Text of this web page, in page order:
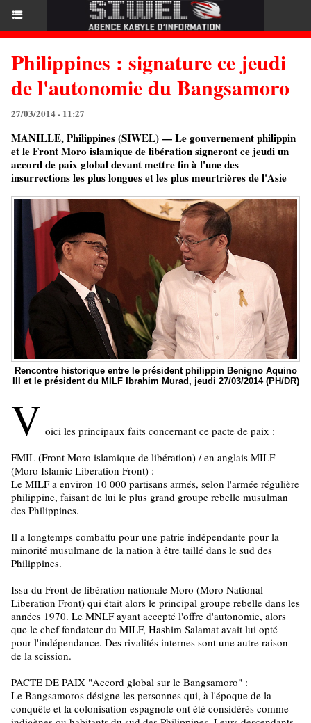
Philippines : signature ce jeudi
de l'autonomie du Bangsamoro
27/03/2014 - 11:27
MANILLE, Philippines (SIWEL) — Le gouvernement philippin
et le Front Moro islamique de libération signeront ce jeudi un
accord de paix global devant mettre fin à l'une des
insurrections les plus longues et les plus meurtrières de l'Asie
Rencontre historique entre le président philippin Benigno Aquino
III et le président du MILF Ibrahim Murad, jeudi 27/03/2014 (PH/DR)
V oici les principaux faits concernant ce pacte de paix :
FMIL (Front Moro islamique de libération) / en anglais MILF
(Moro Islamic Liberation Front) :
Le MILF a environ 10 000 partisans armés, selon l'armée régulière
philippine, faisant de lui le plus grand groupe rebelle musulman
des Philippines.
Il a longtemps combattu pour une patrie indépendante pour la
minorité musulmane de la nation à être taillé dans le sud des
Philippines.
Issu du Front de libération nationale Moro (Moro National
Liberation Front) qui était alors le principal groupe rebelle dans les
années 1970. Le MNLF ayant accepté l'offre d'autonomie, alors
que le chef fondateur du MILF, Hashim Salamat avait lui opté
pour l'indépendance. Des rivalités internes sont une autre raison
de la scission.
PACTE DE PAIX "Accord global sur le Bangsamoro" :
Le Bangsamoros désigne les personnes qui, à l'époque de la
conquête et la colonisation espagnole ont été considérés comme